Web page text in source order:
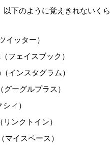
下のように覚えきれないく
イッター）
フェイスブック）
インスタグラム）
ーグルプラス）
ィ）
ンクトイン）
マイスペース）